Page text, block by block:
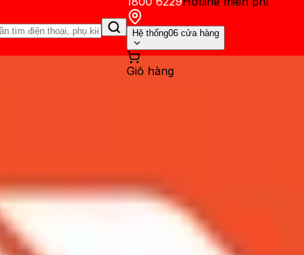
Hệ thống06 cửa hàng
Giỏ hàng
tuyệt vời trên iPhone XS